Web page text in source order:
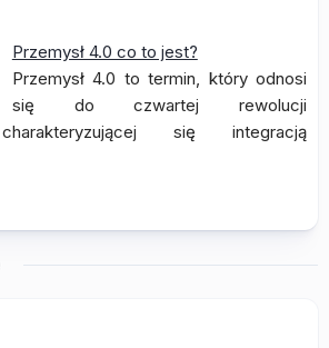
Przemysł 4.0 co to jest?
Przemysł 4.0 to termin, który odnosi
się do czwartej rewolucji
się integracją